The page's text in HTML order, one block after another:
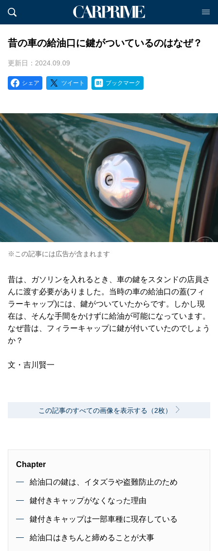
昔の車の給油口に鍵がついているのはなぜ？
更新日：2024.09.09
シェア ツイート ブックマーク
※この記事には広告が含まれます
昔は、ガソリンを入れるとき、車の鍵をスタンドの店員さ
んに渡す必要がありました。当時の車の給油口の蓋(フィ
ラーキャップ)には、鍵がついていたからです。しかし現
在は、そんな手間をかけずに給油が可能になっています。
なぜ昔は、フィラーキャップに鍵が付いていたのでしょう
か？
文・吉川賢一
この記事のすべての画像を表示する（2枚）
Chapter
給油口の鍵は、イタズラや盗難防止のため
鍵付きキャップがなくなった理由
鍵付きキャップは一部車種に現存している
給油口はきちんと締めることが大事